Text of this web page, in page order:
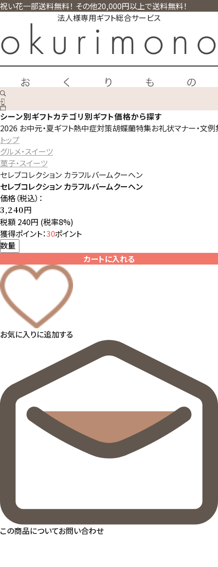
祝い花一部送料無料！ その他20,000円以上で送料無料！
法人様専用ギフト総合サービス
シーン別ギフトカテゴリ別ギフト価格から探す
2026 お中元・夏ギフト熱中症対策胡蝶蘭特集お礼状マナー・文
トップ
グルメ・スイーツ
菓子・スイーツ
セレブコレクション カラフルバームクーヘン
セレブコレクション カラフルバームクーヘン
価格（税込）：
3,240円
税額 240円 (税率8%)
獲得ポイント：30ポイント
数量
カートに入れる
お気に入りに追加する
この商品についてお問い合わせ